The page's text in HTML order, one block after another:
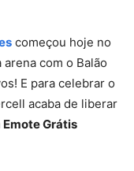
começou hoje no
com o Balão
E para celebrar o
acaba de liberar
Grátis